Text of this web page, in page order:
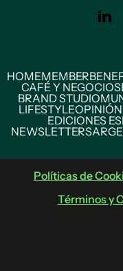
HOMEMEMBER
CAFÉ Y NEGOCIOS
BRAND STUDIO
LIFESTYLEOPINIÓN
EDICIONES
NEWSLETTERS
Políticas de
Términos y